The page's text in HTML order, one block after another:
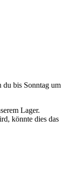
du bis Sonntag um
Lager.
könnte dies das